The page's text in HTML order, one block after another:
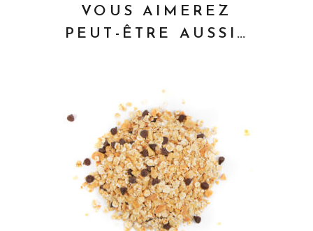
VOUS AIMEREZ
PEUT-ÊTRE AUSSI…